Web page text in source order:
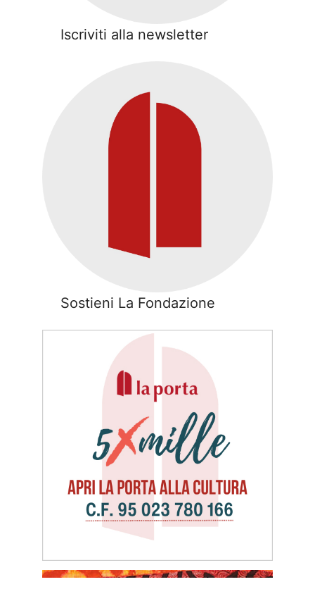
Iscriviti alla newsletter
Sostieni La Fondazione